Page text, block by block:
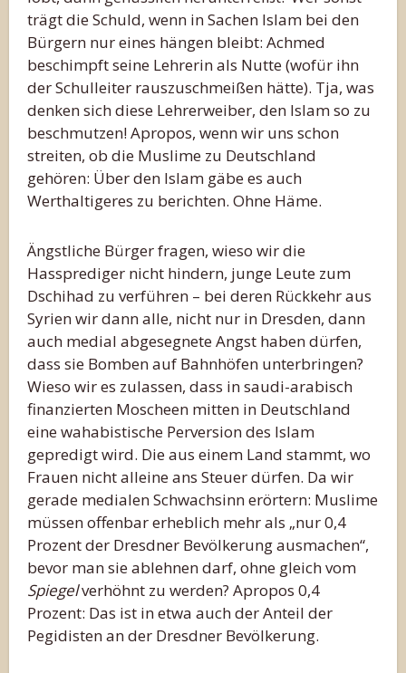
trägt die Schuld, wenn in Sachen Islam bei den
Bürgern nur eines hängen bleibt: Achmed
beschimpft seine Lehrerin als Nutte (wofür ihn
der Schulleiter rauszuschmeißen hätte). Tja, was
denken sich diese Lehrerweiber, den Islam so zu
beschmutzen! Apropos, wenn wir uns schon
streiten, ob die Muslime zu Deutschland
gehören: Über den Islam gäbe es auch
Werthaltigeres zu berichten. Ohne Häme.
Ängstliche Bürger fragen, wieso wir die
Hassprediger nicht hindern, junge Leute zum
Dschihad zu verführen – bei deren Rückkehr aus
Syrien wir dann alle, nicht nur in Dresden, dann
auch medial abgesegnete Angst haben dürfen,
dass sie Bomben auf Bahnhöfen unterbringen?
Wieso wir es zulassen, dass in saudi-arabisch
finanzierten Moscheen mitten in Deutschland
eine wahabistische Perversion des Islam
gepredigt wird. Die aus einem Land stammt, wo
Frauen nicht alleine ans Steuer dürfen. Da wir
gerade medialen Schwachsinn erörtern: Muslime
müssen offenbar erheblich mehr als „nur 0,4
Prozent der Dresdner Bevölkerung ausmachen“,
bevor man sie ablehnen darf, ohne gleich vom
Spiegelverhöhnt zu werden? Apropos 0,4
Prozent: Das ist in etwa auch der Anteil der
Pegidisten an der Dresdner Bevölkerung.